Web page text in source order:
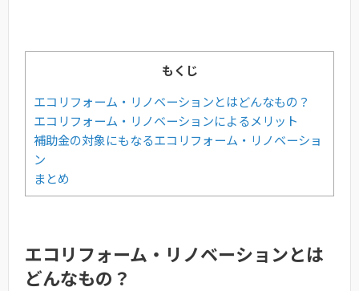
もくじ
エコリフォーム・リノベーションとはどんなもの？
エコリフォーム・リノベーションによるメリット
補助金の対象にもなるエコリフォーム・リノベーショ
ン
まとめ
エコリフォーム・リノベーションとは
どんなもの？